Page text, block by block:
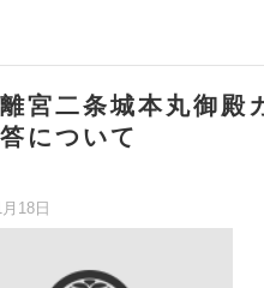
離宮二条城本丸御
について
18日